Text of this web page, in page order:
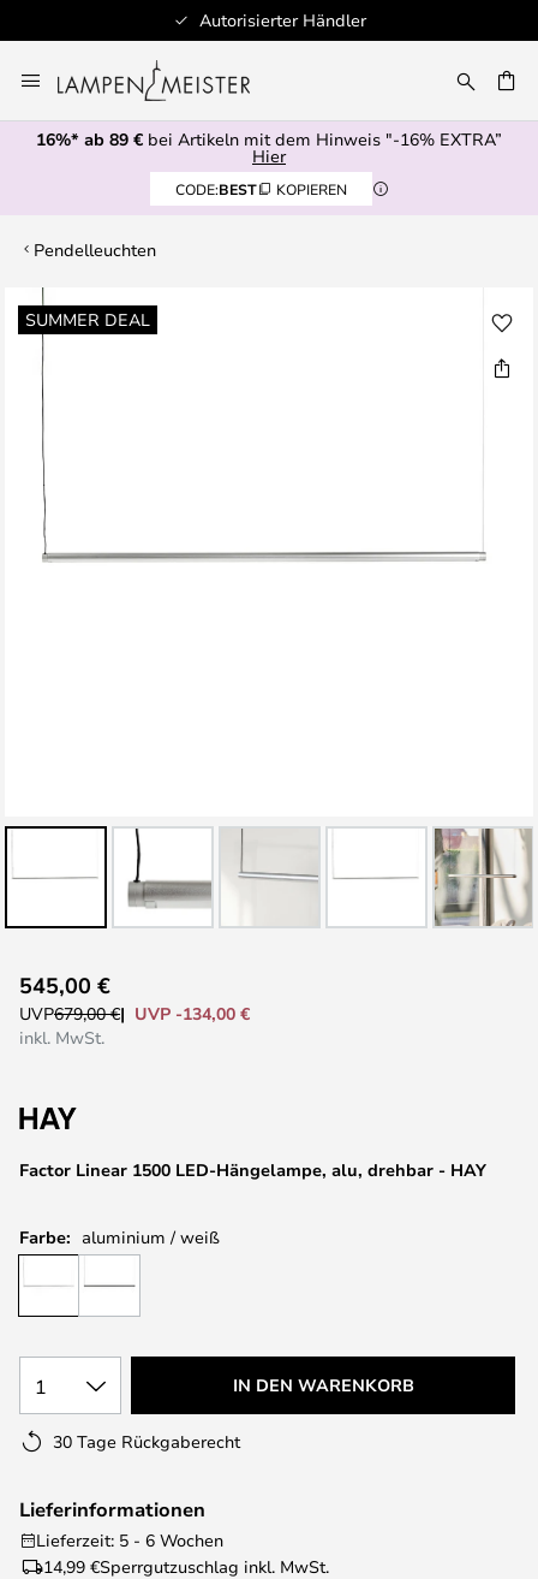
Autorisierter Händler
Inhalt
springen
16%* ab 89 € bei Artikeln mit dem Hinweis "-16% EXTRA”
Hier
CODE:BEST KOPIEREN
Pendelleuchten
SUMMER DEAL
Zum
Ende
Bildgalerie
springen
Anfang
der
Factor Linear 1500 LED-Hängelampe, alu, drehbar - HAY
545,00 €
UVP679,00 €
UVP -134,00 €
inkl. MwSt.
Farbe: aluminium / weiß
1 IN DEN WARENKORB
30 Tage Rückgaberecht
Lieferinformationen
Lieferzeit: 5 - 6 Wochen
14,99 €Sperrgutzuschlag inkl. MwSt.